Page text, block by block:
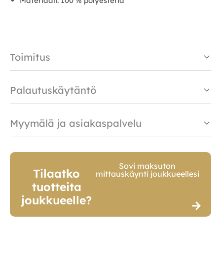
Toimitus
Palautuskäytäntö
Myymälä ja asiakaspalvelu
Tilaatko
tuotteita
joukkueelle?
Sovi maksuton
mittauskäynti joukkueellesi